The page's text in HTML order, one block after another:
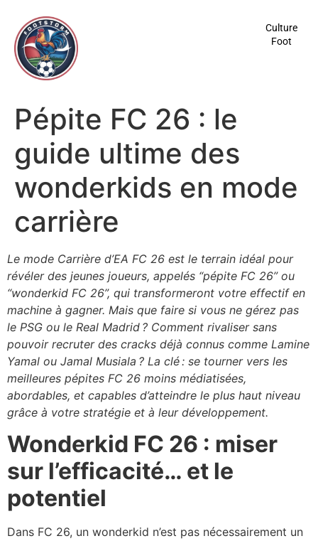
principal
Culture
Foot
Pépite FC 26 : le
guide ultime des
wonderkids en mode
carrière
Le mode Carrière d’EA FC 26 est le terrain idéal pour
révéler des jeunes joueurs, appelés “pépite FC 26” ou
“wonderkid FC 26”, qui transformeront votre effectif en
machine à gagner. Mais que faire si vous ne gérez pas
le PSG ou le Real Madrid ? Comment rivaliser sans
pouvoir recruter des cracks déjà connus comme Lamine
Yamal ou Jamal Musiala ? La clé : se tourner vers les
meilleures pépites FC 26 moins médiatisées,
abordables, et capables d’atteindre le plus haut niveau
grâce à votre stratégie et à leur développement.
Wonderkid FC 26 : miser
sur l’efficacité… et le
potentiel
Dans FC 26, un wonderkid n’est pas nécessairement un